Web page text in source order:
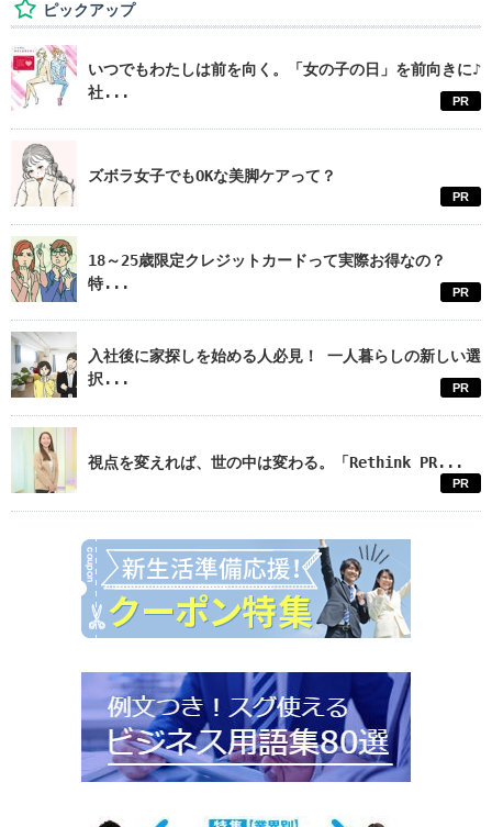
ピックアップ
いつでもわたしは前を向く。「女の子の日」を前向きに♪
社...
PR
ズボラ女子でもOKな美脚ケアって？
PR
18～25歳限定クレジットカードって実際お得なの？
特...
PR
入社後に家探しを始める人必見！ 一人暮らしの新しい選
択...
PR
視点を変えれば、世の中は変わる。「Rethink PR...
PR